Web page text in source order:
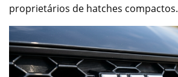
proprietários de hatches compactos.